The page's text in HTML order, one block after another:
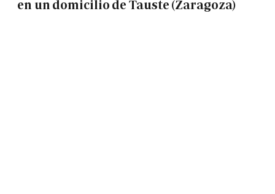
en un domicilio de Tauste (Zaragoza)